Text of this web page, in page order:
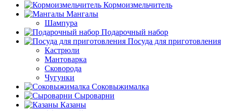
Кормоизмельчитель
Мангалы
Шампура
Подарочный набор
Посуда для приготовления
Кастрюли
Мантоварка
Сковорода
Чугунки
Соковыжималка
Сыроварни
Казаны